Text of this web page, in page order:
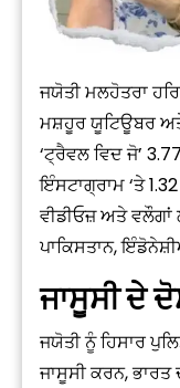
ਜਯੋਤੀ ਮਲਹੋਤਰਾ
ਮਸ਼ਹੂਰ ਯੂਟਿਊਬਰ
‘ਟ੍ਰੈਵਲ ਵਿਦ ਜੋ’
ਇੰਸਟਾਗ੍ਰਾਮ ‘ਤੇ
ਵੀਡੀਓਜ਼ ਅਤੇ ਵਲੌਗਾਂ
ਪਾਕਿਸਤਾਨ,
ਜਾਸੂਸੀ ਦੇ
ਜਯੋਤੀ ਨੂੰ ਹਿਸਾਰ
ਜਾਸੂਸੀ ਕਰਨ,